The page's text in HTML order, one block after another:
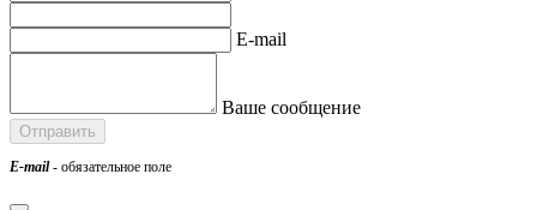
E-mail
Ваше сообщение
E-mail- обязательное поле